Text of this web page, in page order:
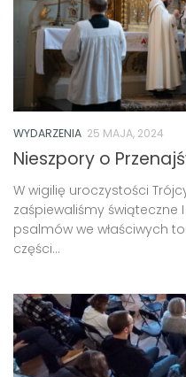
WYDARZENIA 25 MAJA, 2024
Nieszpory o
W wigilię uroczystości
zaśpiewaliśmy świąteczne
psalmów we właściwych
części...